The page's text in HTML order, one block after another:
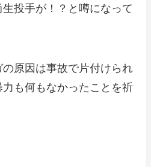
投手が！？と噂になって
原因は事故で片付けられ
も何もなかったことを祈